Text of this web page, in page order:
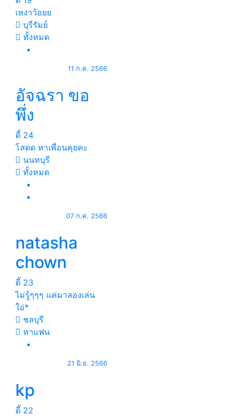
เหงาว้อยย
บุรีรัมย์
ทั้งหมด
11 ก.ค. 2566
อัจฉรา ขอ
พึ่ง
ดี้ 24
โสดด หาเพื่อนคุยคะ
นนทบุรี
ทั้งหมด
07 ก.ค. 2566
natasha
chown
ดี้ 23
ไม่รู้ๆๆๆ แค่มาลองเล่น
ใอ่*
ชลบุรี
หาแฟน
21 มิ.ย. 2566
kp
ดี้ 22